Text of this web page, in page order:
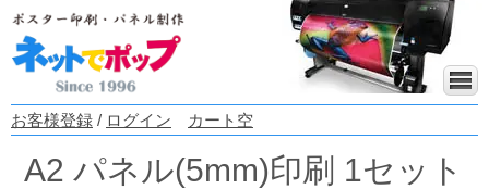
お客様登録 / ログイン カート空
A2 パネル(5mm)印刷 1セット